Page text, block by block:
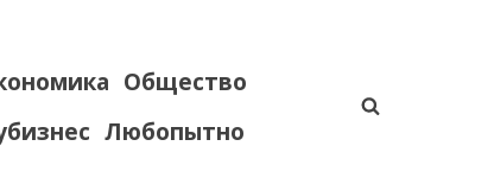
Общество
Любопытно